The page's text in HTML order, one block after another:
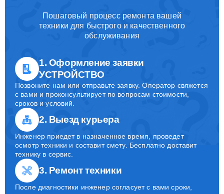
Пошаговый процесс ремонта вашей
техники для быстрого и качественного
обслуживания
1. Оформление заявки
УСТРОЙСТВО
Позвоните нам или отправьте заявку. Оператор свяжется
с вами и проконсультирует по вопросам стоимости,
сроков и условий.
2. Выезд курьера
Инженер приедет в назначенное время, проведет
осмотр техники и составит смету. Бесплатно доставит
технику в сервис.
3. Ремонт техники
После диагностики инженер согласует с вами сроки,